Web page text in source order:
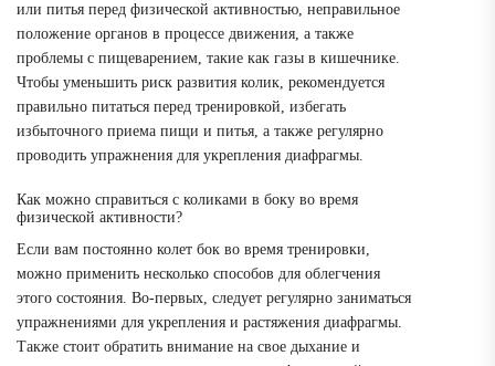
или питья перед физической активностью, неправильное
положение органов в процессе движения, а также
проблемы с пищеварением, такие как газы в кишечнике.
Чтобы уменьшить риск развития колик, рекомендуется
правильно питаться перед тренировкой, избегать
избыточного приема пищи и питья, а также регулярно
проводить упражнения для укрепления диафрагмы.
Как можно справиться с коликами в боку во время
физической активности?
Если вам постоянно колет бок во время тренировки,
можно применить несколько способов для облегчения
этого состояния. Во-первых, следует регулярно заниматься
упражнениями для укрепления и растяжения диафрагмы.
Также стоит обратить внимание на свое дыхание и